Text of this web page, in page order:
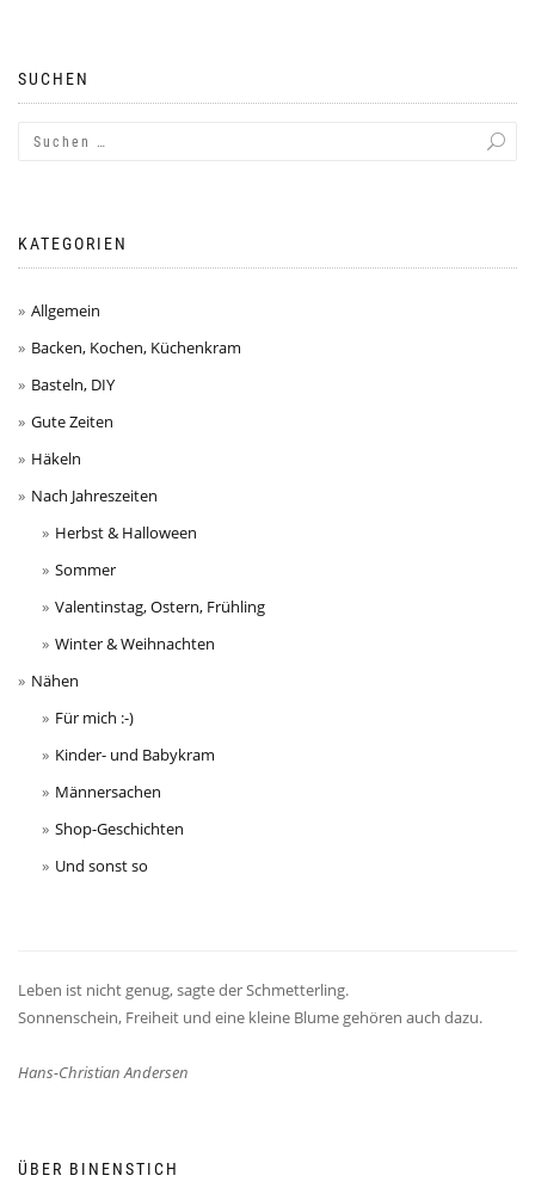
SUCHEN
KATEGORIEN
Allgemein
Backen, Kochen, Küchenkram
Basteln, DIY
Gute Zeiten
Häkeln
Nach Jahreszeiten
Herbst & Halloween
Sommer
Valentinstag, Ostern, Frühling
Winter & Weihnachten
Nähen
Für mich :-)
Kinder- und Babykram
Männersachen
Shop-Geschichten
Und sonst so
Leben ist nicht genug, sagte der Schmetterling.
Sonnenschein, Freiheit und eine kleine Blume gehören auch dazu.
Hans-Christian Andersen
ÜBER BINENSTICH